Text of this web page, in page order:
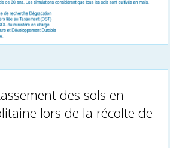
des sols en
lors de la récolte de